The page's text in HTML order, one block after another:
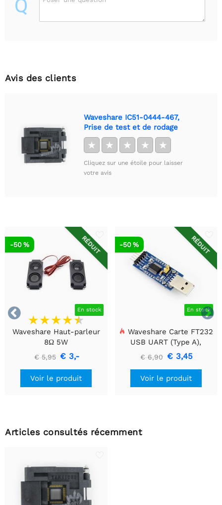
Q
Avis des clients
Waveshare IC51-0444-467,
Prise de test et de rodage
★ ★ ★ ★ ★
Cliquez sur une étoile pour laisser
votre avis


RÉDUIT
En stock
-50 %
Waveshare Haut-parleur
8Ω 5W
€ 5,95 € 3,-
Voir le produit
RÉDUIT
En stock
-50 %
Waveshare Carte FT232
USB UART (Type A),
Module de communication
USB vers TTL (UART)
€ 6,90 € 3,45
Voir le produit
Articles consultés récemment